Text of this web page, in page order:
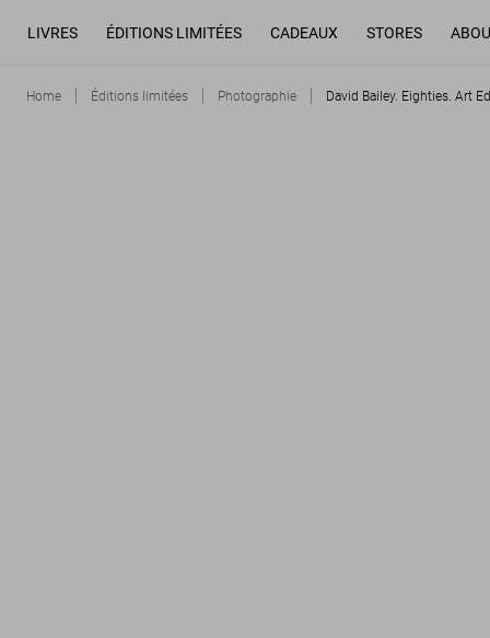
LIVRES ÉDITIONS LIMITÉES CADEAUX STORES
Home Éditions limitées Photographie David Bailey. Eighties. Art